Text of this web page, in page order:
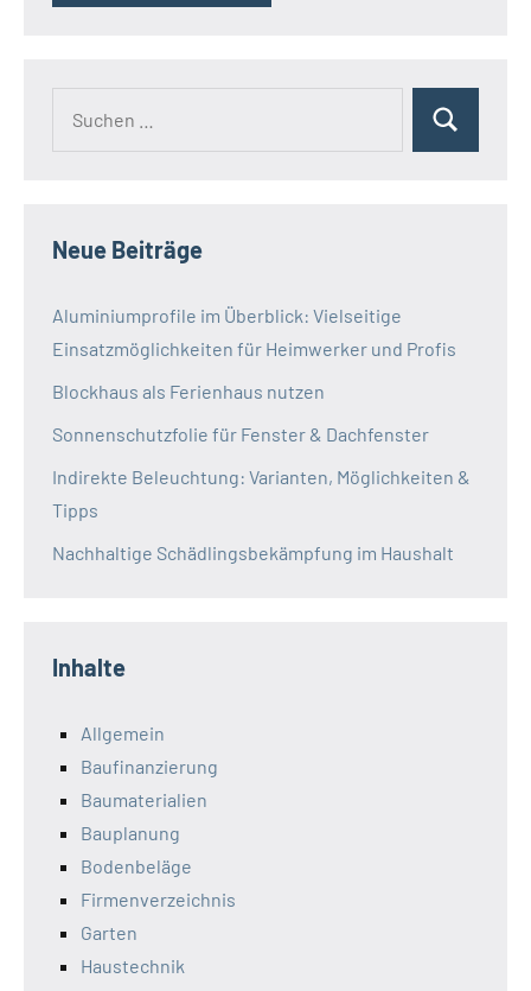
Neue Beiträge
Aluminiumprofile im Überblick: Vielseitige
Einsatzmöglichkeiten für Heimwerker und Profis
Blockhaus als Ferienhaus nutzen
Sonnenschutzfolie für Fenster & Dachfenster
Indirekte Beleuchtung: Varianten, Möglichkeiten &
Tipps
Nachhaltige Schädlingsbekämpfung im Haushalt
Inhalte
Allgemein
Baufinanzierung
Baumaterialien
Bauplanung
Bodenbeläge
Firmenverzeichnis
Garten
Haustechnik